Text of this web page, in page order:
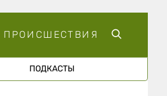
ПРОИСШЕСТВИЯ
ПОДКАСТЫ